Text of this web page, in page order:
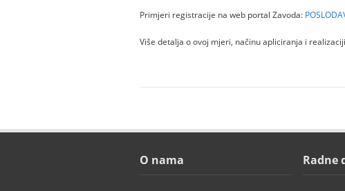
Primjeri registracije na web portal Zavoda:
Više detalja o ovoj mjeri, načinu apliciranja i
O nama Radne